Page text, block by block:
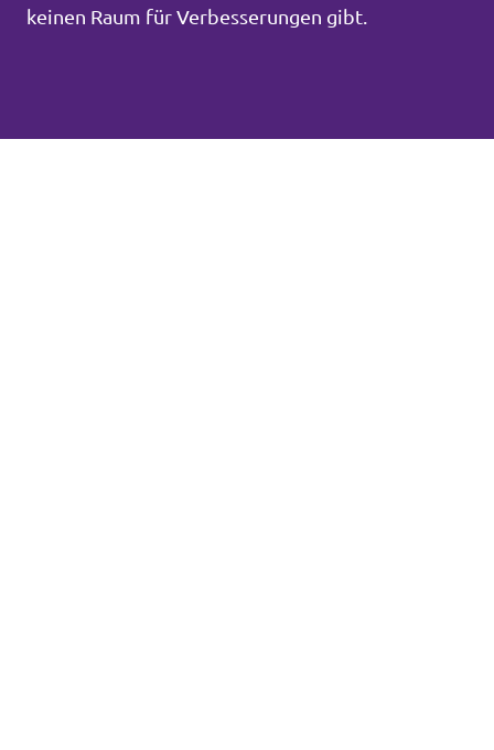
keinen Raum für Verbesserungen gibt.